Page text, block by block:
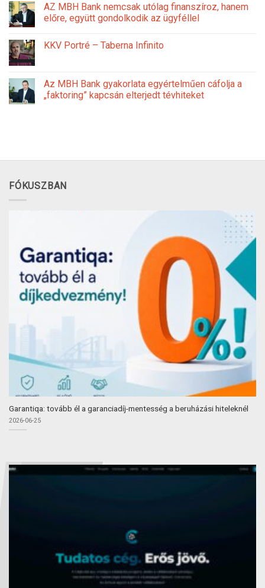
AZ MBH Bank nemcsak utólag finanszíroz, hanem
előre, együtt gondolkodik az ügyféllel
KKV Portré – Taberna Infinito
Az MBH Bank gyakorlata egyértelműen cáfolja a
„faktoring” kapcsán elterjedt tévhiteket
FÓKUSZBAN
Garantiqa: tovább él a garanciadíj-mentesség a beruházási hiteleknél
2026-06-25